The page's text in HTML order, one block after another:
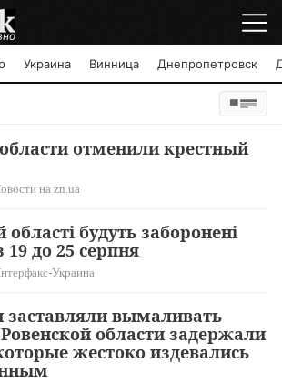
Украина Винница Днепропетровск
отменили крестный
на zn.ua
області будуть заборонені
19 до 25 серпня
Украина
заставляли вымаливать
области задержали
жестоко издевались